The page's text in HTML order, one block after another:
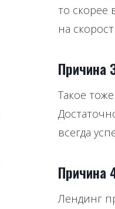
то скорее
на
Причина
Такое
всегда
Причина
Лендинг